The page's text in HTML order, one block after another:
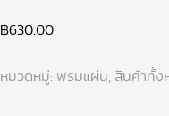
฿630.00
หมวดหมู่: พรมแผ่น สินค้าทั้ง